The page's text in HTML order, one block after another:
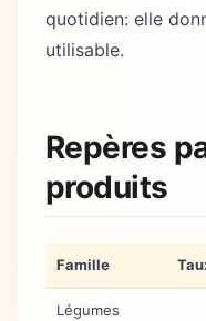
quotidien: elle
utilisable.
Repères
produits
Famille
Légumes